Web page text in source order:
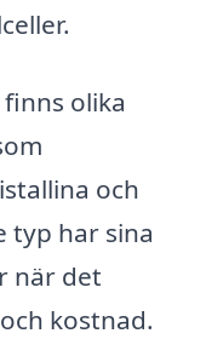
finns olika
och
typ har sina
när det
kostnad.